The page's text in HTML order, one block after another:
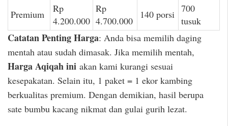
Premium
Rp
4.200.000
Rp
4.700.000
140 porsi 700
tusuk
Catatan Penting Harga: Anda bisa memilih daging
mentah atau sudah dimasak. Jika memilih mentah,
Harga Aqiqah ini akan kami kurangi sesuai
kesepakatan. Selain itu, 1 paket = 1 ekor kambing
berkualitas premium. Dengan demikian, hasil berupa
sate bumbu kacang nikmat dan gulai gurih lezat.